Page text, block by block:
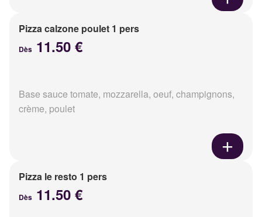
Pizza calzone poulet 1 pers
Dès 11.50 €
Base sauce tomate, mozzarella, oeuf, champignons,
crème, poulet
Pizza le resto 1 pers
Dès 11.50 €